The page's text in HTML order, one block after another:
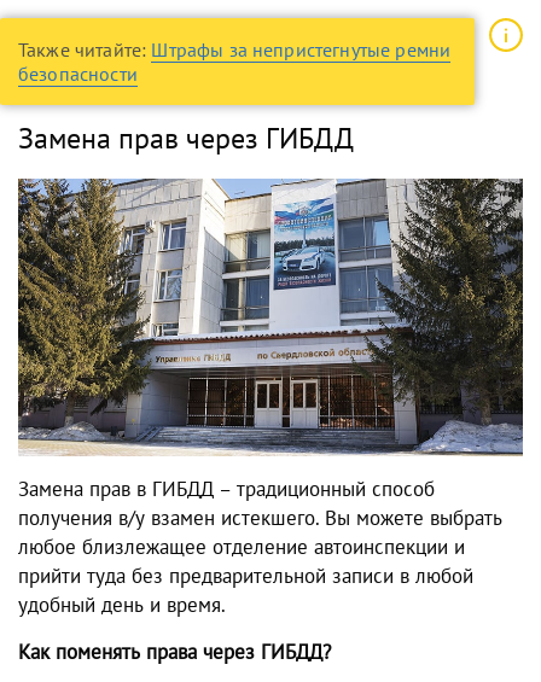
Также читайте: Штрафы за непристегнутые ремни
безопасности
Замена прав через ГИБДД
Замена прав в ГИБДД – традиционный способ
получения в/у взамен истекшего. Вы можете выбрать
любое близлежащее отделение автоинспекции и
прийти туда без предварительной записи в любой
удобный день и время.
Как поменять права через ГИБДД?